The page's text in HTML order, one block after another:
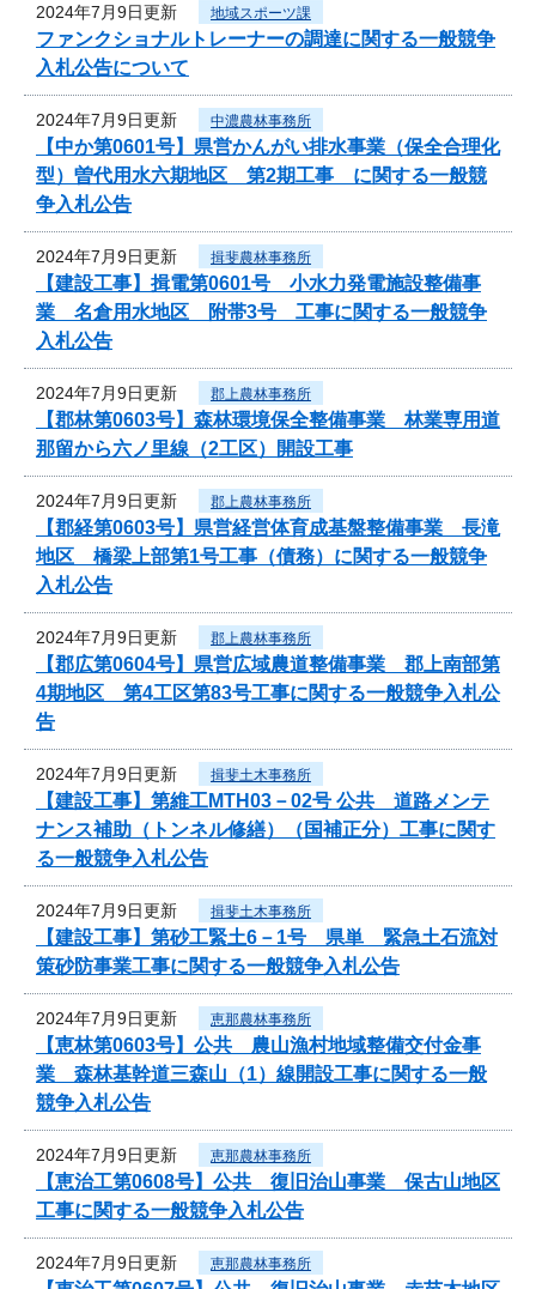
2024年7月9日更新 地域スポーツ課
ファンクショナルトレーナーの調達に関する一般競争
入札公告について
2024年7月9日更新 中濃農林事務所
【中か第0601号】県営かんがい排水事業（保全合理化
型）曽代用水六期地区 第2期工事 に関する一般競
争入札公告
2024年7月9日更新 揖斐農林事務所
【建設工事】揖電第0601号 小水力発電施設整備事
業 名倉用水地区 附帯3号 工事に関する一般競争
入札公告
2024年7月9日更新 郡上農林事務所
【郡林第0603号】森林環境保全整備事業 林業専用道
那留から六ノ里線（2工区）開設工事
2024年7月9日更新 郡上農林事務所
【郡経第0603号】県営経営体育成基盤整備事業 長滝
地区 橋梁上部第1号工事（債務）に関する一般競争
入札公告
2024年7月9日更新 郡上農林事務所
【郡広第0604号】県営広域農道整備事業 郡上南部第
4期地区 第4工区第83号工事に関する一般競争入札公
告
2024年7月9日更新 揖斐土木事務所
【建設工事】第維工MTH03－02号 公共 道路メンテ
ナンス補助（トンネル修繕）（国補正分）工事に関す
る一般競争入札公告
2024年7月9日更新 揖斐土木事務所
【建設工事】第砂工緊土6－1号 県単 緊急土石流対
策砂防事業工事に関する一般競争入札公告
2024年7月9日更新 恵那農林事務所
【恵林第0603号】公共 農山漁村地域整備交付金事
業 森林基幹道三森山（1）線開設工事に関する一般
競争入札公告
2024年7月9日更新 恵那農林事務所
【恵治工第0608号】公共 復旧治山事業 保古山地区
工事に関する一般競争入札公告
2024年7月9日更新 恵那農林事務所